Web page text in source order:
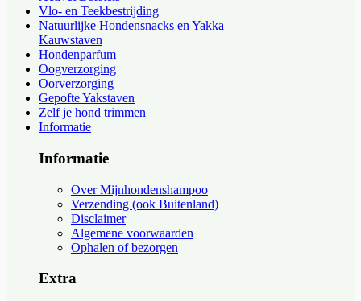
Vlo- en Teekbestrijding
Natuurlijke Hondensnacks en Yakka
Kauwstaven
Hondenparfum
Oogverzorging
Oorverzorging
Gepofte Yakstaven
Zelf je hond trimmen
Informatie
Informatie
Over Mijnhondenshampoo
Verzending (ook Buitenland)
Disclaimer
Algemene voorwaarden
Ophalen of bezorgen
Extra